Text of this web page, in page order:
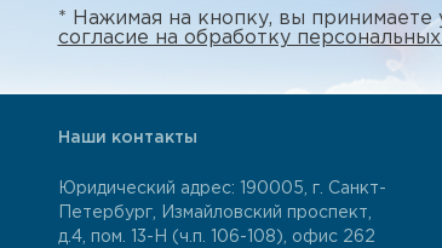
* Нажимая на кнопку, вы принимаете
согласие на обработку
Наши контакты
Юридический адрес: 190005, г. Санкт-
Петербург, Измайловский проспект,
д.4, пом. 13-Н (ч.п. 106-108), офис 262